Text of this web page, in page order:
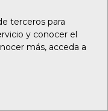
terceros para
y conocer el
más, acceda a